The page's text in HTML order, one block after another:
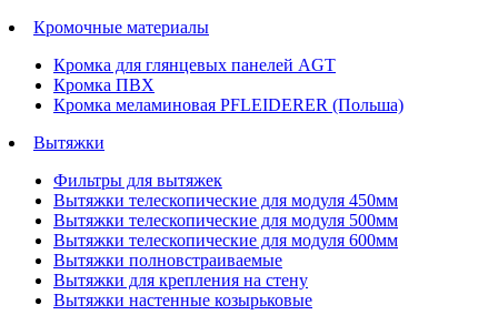
Кромочные материалы
Кромка для глянцевых панелей AGT
Кромка ПВХ
Кромка меламиновая PFLEIDERER (Польша)
Вытяжки
Фильтры для вытяжек
Вытяжки телескопические для модуля 450мм
Вытяжки телескопические для модуля 500мм
Вытяжки телескопические для модуля 600мм
Вытяжки полновстраиваемые
Вытяжки для крепления на стену
Вытяжки настенные козырьковые